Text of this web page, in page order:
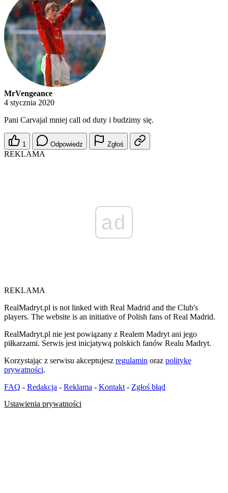
MrVengeance
4 stycznia 2020
Pani Carvajal mniej call od duty i budzimy się.
1 Odpowiedz Zgłoś
REKLAMA
ad
REKLAMA
RealMadryt.pl is not linked with Real Madrid and the Club's
players. The website is an initiative of Polish fans of Real Madrid.
RealMadryt.pl nie jest powiązany z Realem Madryt ani jego
piłkarzami. Serwis jest inicjatywą polskich fanów Realu Madryt.
Korzystając z serwisu akceptujesz regulamin oraz politykę
prywatności.
FAQ - Redakcja - Reklama - Kontakt - Zgłoś błąd
Ustawienia prywatności